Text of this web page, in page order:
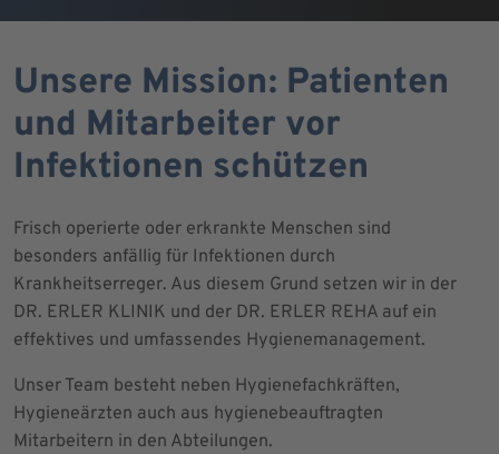
Unsere Mission: Patienten
und Mitarbeiter vor
Infektionen schützen
Frisch operierte oder erkrankte Menschen sind
besonders anfällig für Infektionen durch
Krankheitserreger. Aus diesem Grund setzen wir in der
DR. ERLER KLINIK und der DR. ERLER REHA auf ein
effektives und umfassendes Hygienemanagement.
Unser Team besteht neben Hygienefachkräften,
Hygieneärzten auch aus hygienebeauftragten
Mitarbeitern in den Abteilungen.